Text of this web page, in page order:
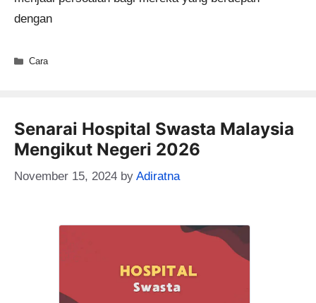
dengan
Categories
Cara
Senarai Hospital Swasta Malaysia
Mengikut Negeri 2026
November 15, 2024 by Adiratna